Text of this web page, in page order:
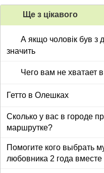
Ще з цiкавого
А якщо чоловік був з
значить
Чего вам не хватает
Гетто в Олешках
Сколько у вас в городе
маршрутке?
Помогите кого выбрать мужа 15
любовника 2 года вместе